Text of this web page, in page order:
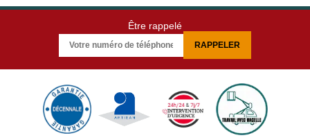
Être rappelé